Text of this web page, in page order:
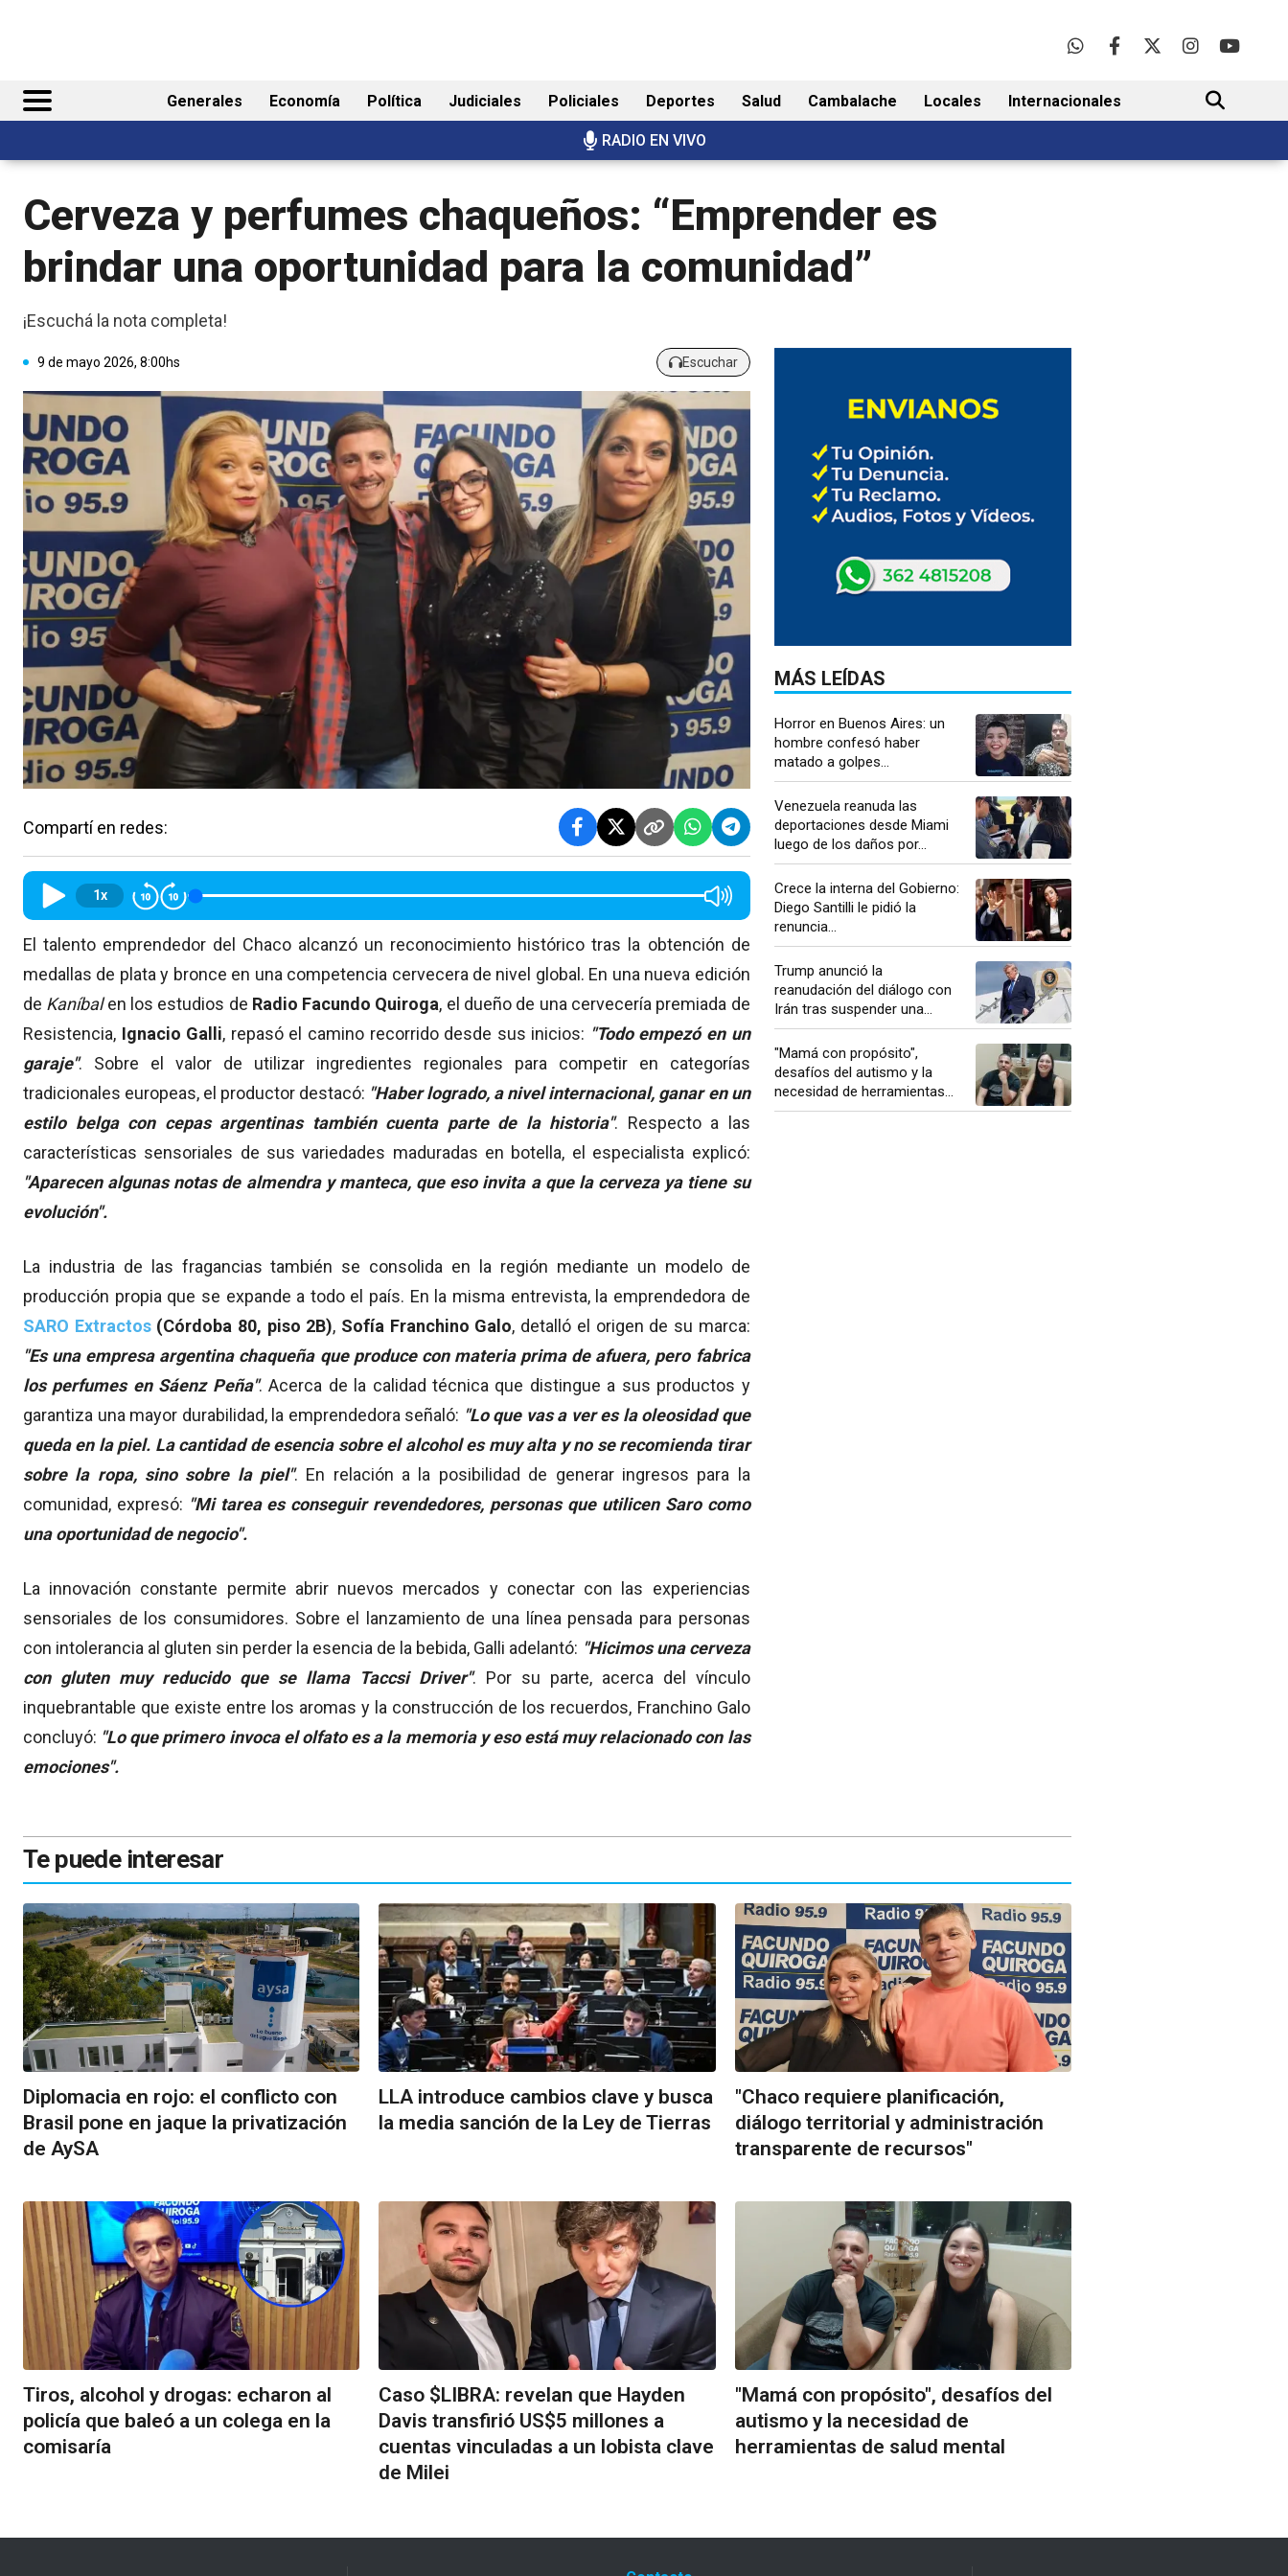
Generales Economía Política Judiciales Policiales Deportes Salud Cambalache Locales Internacionales
RADIO EN VIVO
BUSCAR
Cerveza y perfumes chaqueños: “Emprender es
brindar una oportunidad para la comunidad”
¡Escuchá la nota completa!
9 de mayo 2026, 8:00hs Escuchar
Compartí en redes:
1x
El talento emprendedor del Chaco alcanzó un reconocimiento histórico tras la obtención de
medallas de plata y bronce en una competencia cervecera de nivel global. En una nueva edición
de Kaníbalen los estudios de Radio Facundo Quiroga, el dueño de una cervecería premiada de
Resistencia, Ignacio Galli, repasó el camino recorrido desde sus inicios: "Todo empezó en un
garaje". Sobre el valor de utilizar ingredientes regionales para competir en categorías
tradicionales europeas, el productor destacó: "Haber logrado, a nivel internacional, ganar en un
estilo belga con cepas argentinas también cuenta parte de la historia". Respecto a las
características sensoriales de sus variedades maduradas en botella, el especialista explicó:
"Aparecen algunas notas de almendra y manteca, que eso invita a que la cerveza ya tiene su
evolución".
La industria de las fragancias también se consolida en la región mediante un modelo de
producción propia que se expande a todo el país. En la misma entrevista, la emprendedora de
SARO Extractos(Córdoba 80, piso 2B), Sofía Franchino Galo, detalló el origen de su marca:
"Es una empresa argentina chaqueña que produce con materia prima de afuera, pero fabrica
los perfumes en Sáenz Peña". Acerca de la calidad técnica que distingue a sus productos y
garantiza una mayor durabilidad, la emprendedora señaló: "Lo que vas a ver es la oleosidad que
queda en la piel. La cantidad de esencia sobre el alcohol es muy alta y no se recomienda tirar
sobre la ropa, sino sobre la piel". En relación a la posibilidad de generar ingresos para la
comunidad, expresó: "Mi tarea es conseguir revendedores, personas que utilicen Saro como
una oportunidad de negocio".
La innovación constante permite abrir nuevos mercados y conectar con las experiencias
sensoriales de los consumidores. Sobre el lanzamiento de una línea pensada para personas
con intolerancia al gluten sin perder la esencia de la bebida, Galli adelantó: "Hicimos una cerveza
con gluten muy reducido que se llama Taccsi Driver". Por su parte, acerca del vínculo
inquebrantable que existe entre los aromas y la construcción de los recuerdos, Franchino Galo
concluyó: "Lo que primero invoca el olfato es a la memoria y eso está muy relacionado con las
emociones".
MÁS LEÍDAS
Horror en Buenos Aires: un
hombre confesó haber
matado a golpes...
Venezuela reanuda las
deportaciones desde Miami
luego de los daños por...
Crece la interna del Gobierno:
Diego Santilli le pidió la
renuncia...
Trump anunció la
reanudación del diálogo con
Irán tras suspender una...
"Mamá con propósito",
desafíos del autismo y la
necesidad de herramientas...
Te puede interesar
Diplomacia en rojo: el conflicto con
Brasil pone en jaque la privatización
de AySA
LLA introduce cambios clave y busca
la media sanción de la Ley de Tierras
"Chaco requiere planificación,
diálogo territorial y administración
transparente de recursos"
Tiros, alcohol y drogas: echaron al
policía que baleó a un colega en la
comisaría
Caso $LIBRA: revelan que Hayden
Davis transfirió US$5 millones a
cuentas vinculadas a un lobista clave
de Milei
"Mamá con propósito", desafíos del
autismo y la necesidad de
herramientas de salud mental